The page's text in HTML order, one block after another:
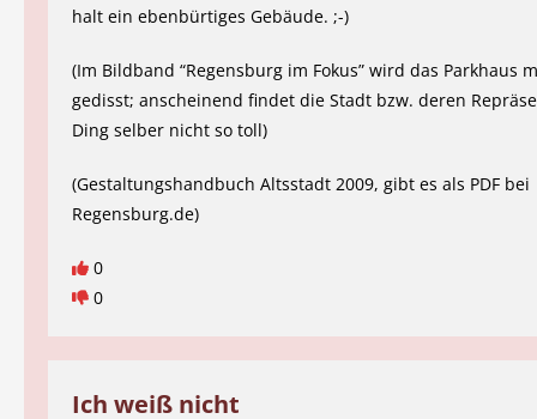
halt ein ebenbürtiges Gebäude. ;-)
(Im Bildband “Regensburg im Fokus” wird das Parkhaus
gedisst; anscheinend findet die Stadt bzw. deren
Ding selber nicht so toll)
(Gestaltungshandbuch Altsstadt 2009, gibt es als PDF bei
Regensburg.de)
0
0
Ich weiß nicht